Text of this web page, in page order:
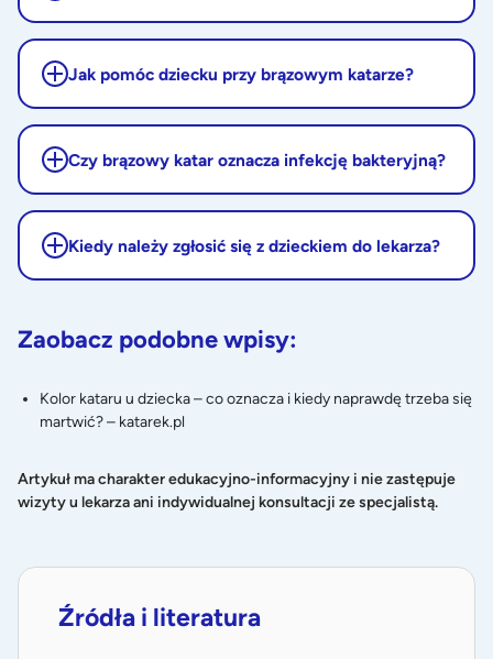
Jak pomóc dziecku przy brązowym katarze?
Czy brązowy katar oznacza infekcję bakteryjną?
Kiedy należy zgłosić się z dzieckiem do lekarza?
Zaobacz podobne wpisy:
Kolor kataru u dziecka – co oznacza i kiedy naprawdę trzeba się
martwić? – katarek.pl
Artykuł ma charakter edukacyjno-informacyjny i nie zastępuje
wizyty u lekarza ani indywidualnej konsultacji ze specjalistą.
Źródła i literatura